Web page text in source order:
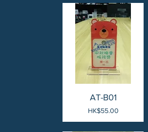
AT-B01
價格
HK$55.00